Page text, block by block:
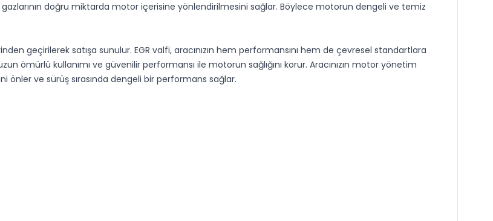
doğru miktarda motor içerisine yönlendirilmesini sağlar. Böylece motorun dengeli ve temiz
geçirilerek satışa sunulur. EGR valfi, aracınızın hem performansını hem de çevresel standartlara
ömürlü kullanımı ve güvenilir performansı ile motorun sağlığını korur. Aracınızın motor yönetim
ve sürüş sırasında dengeli bir performans sağlar.